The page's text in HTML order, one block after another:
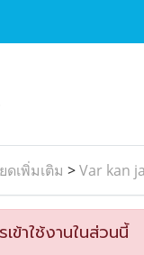
ดเพิ่มเติม >Var kan
ข้าใช้งานในส่วนนี้